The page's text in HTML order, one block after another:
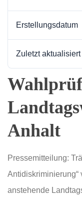
Erstellungsdatum
Zuletzt aktualisiert
Anhalt
Pressemitteilung:
Antidiskriminierung“
anstehende